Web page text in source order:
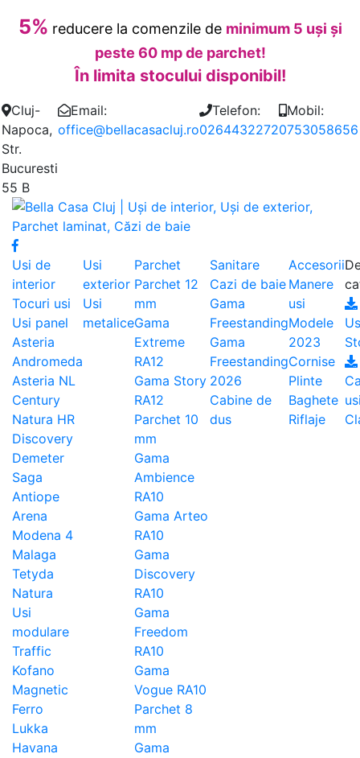
5% reducere la comenzile de minimum 5 uși și
peste 60 mp de parchet!
În limita stocului disponibil!
Cluj-
Napoca,
Str.
Bucuresti
55 B
Email:
office@bellacasacluj.ro
Telefon:
0264432272
Mobil:
0753058656
Usi de
interior
Tocuri usi
Usi panel
Asteria
Andromeda
Asteria NL
Century
Natura HR
Discovery
Demeter
Saga
Antiope
Arena
Modena 4
Malaga
Tetyda
Natura
Usi
modulare
Traffic
Kofano
Magnetic
Ferro
Lukka
Havana
Usi
exterior
Usi
metalice
Parchet
Parchet 12
mm
Gama
Extreme
RA12
Gama Story
RA12
Parchet 10
mm
Gama
Ambience
RA10
Gama Arteo
RA10
Gama
Discovery
RA10
Gama
Freedom
RA10
Gama
Vogue RA10
Parchet 8
mm
Gama
Sanitare
Cazi de baie
Gama
Freestanding
Gama
Freestanding
2026
Cabine de
dus
Accesorii
Manere
usi
Modele
2023
Cornise
Plinte
Baghete
Riflaje